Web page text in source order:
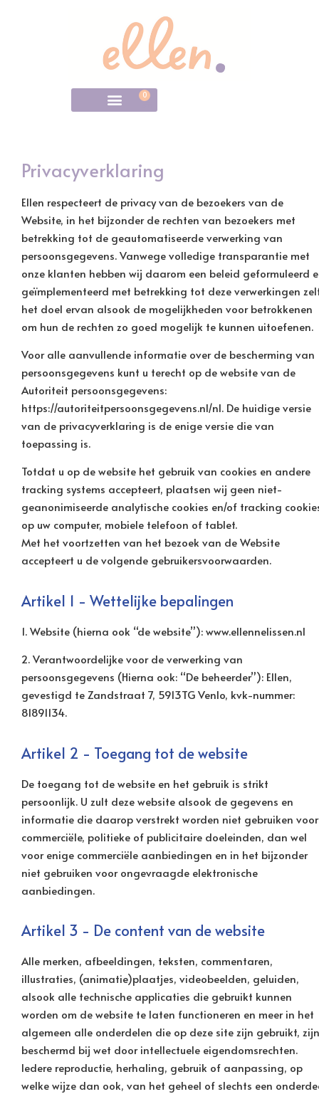
0
Privacyverklaring
Ellen respecteert de privacy van de bezoekers van de
Website, in het bijzonder de rechten van bezoekers met
betrekking tot de geautomatiseerde verwerking van
persoonsgegevens. Vanwege volledige transparantie met
onze klanten hebben wij daarom een beleid geformuleerd
geïmplementeerd met betrekking tot deze verwerkingen
het doel ervan alsook de mogelijkheden voor betrokkenen
om hun de rechten zo goed mogelijk te kunnen uitoefenen.
Voor alle aanvullende informatie over de bescherming van
persoonsgegevens kunt u terecht op de website van de
Autoriteit persoonsgegevens:
https://autoriteitpersoonsgegevens.nl/nl. De huidige versie
van de privacyverklaring is de enige versie die van
toepassing is.
Totdat u op de website het gebruik van cookies en andere
tracking systems accepteert, plaatsen wij geen niet-
geanonimiseerde analytische cookies en/of tracking
op uw computer, mobiele telefoon of tablet.
Met het voortzetten van het bezoek van de Website
accepteert u de volgende gebruikersvoorwaarden.
Artikel 1 - Wettelijke bepalingen
1. Website (hierna ook “de website”): www.ellennelissen.nl
2. Verantwoordelijke voor de verwerking van
persoonsgegevens (Hierna ook: “De beheerder”): Ellen,
gevestigd te Zandstraat 7, 5913TG Venlo, kvk-nummer:
81891134.
Artikel 2 - Toegang tot de website
De toegang tot de website en het gebruik is strikt
persoonlijk. U zult deze website alsook de gegevens en
informatie die daarop verstrekt worden niet gebruiken voor
commerciële, politieke of publicitaire doeleinden, dan wel
voor enige commerciële aanbiedingen en in het bijzonder
niet gebruiken voor ongevraagde elektronische
aanbiedingen.
Artikel 3 - De content van de website
Alle merken, afbeeldingen, teksten, commentaren,
illustraties, (animatie)plaatjes, videobeelden, geluiden,
alsook alle technische applicaties die gebruikt kunnen
worden om de website te laten functioneren en meer in het
algemeen alle onderdelen die op deze site zijn gebruikt, zijn
beschermd bij wet door intellectuele eigendomsrechten.
Iedere reproductie, herhaling, gebruik of aanpassing, op
welke wijze dan ook, van het geheel of slechts een